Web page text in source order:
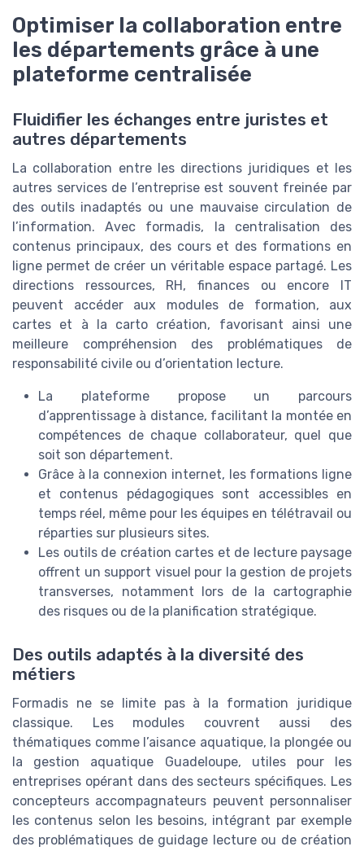
Optimiser la collaboration entre
les départements grâce à une
plateforme centralisée
Fluidifier les échanges entre juristes et
autres départements
La collaboration entre les directions juridiques et les
autres services de l’entreprise est souvent freinée par
des outils inadaptés ou une mauvaise circulation de
l’information. Avec formadis, la centralisation des
contenus principaux, des cours et des formations en
ligne permet de créer un véritable espace partagé. Les
directions ressources, RH, finances ou encore IT
peuvent accéder aux modules de formation, aux
cartes et à la carto création, favorisant ainsi une
meilleure compréhension des problématiques de
responsabilité civile ou d’orientation lecture.
La plateforme propose un parcours
d’apprentissage à distance, facilitant la montée en
compétences de chaque collaborateur, quel que
soit son département.
Grâce à la connexion internet, les formations ligne
et contenus pédagogiques sont accessibles en
temps réel, même pour les équipes en télétravail ou
réparties sur plusieurs sites.
Les outils de création cartes et de lecture paysage
offrent un support visuel pour la gestion de projets
transverses, notamment lors de la cartographie
des risques ou de la planification stratégique.
Des outils adaptés à la diversité des
métiers
Formadis ne se limite pas à la formation juridique
classique. Les modules couvrent aussi des
thématiques comme l’aisance aquatique, la plongée ou
la gestion aquatique Guadeloupe, utiles pour les
entreprises opérant dans des secteurs spécifiques. Les
concepteurs accompagnateurs peuvent personnaliser
les contenus selon les besoins, intégrant par exemple
des problématiques de guidage lecture ou de création